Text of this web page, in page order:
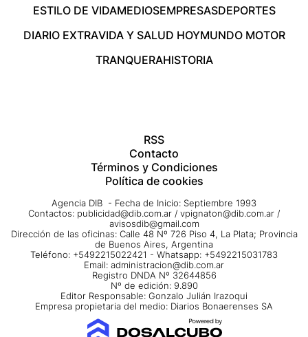
ESTILO DE VIDAMEDIOSEMPRESASDEPORTES
DIARIO EXTRAVIDA Y SALUD HOYMUNDO MOTOR
TRANQUERAHISTORIA
RSS
Contacto
Términos y Condiciones
Política de cookies
Agencia DIB - Fecha de Inicio: Septiembre 1993
Contactos: publicidad@dib.com.ar / vpignaton@dib.com.ar /
avisosdib@gmail.com
Dirección de las oficinas: Calle 48 Nº 726 Piso 4, La Plata; Provincia
de Buenos Aires, Argentina
Teléfono: +5492215022421 - Whatsapp: +5492215031783
Email: administracion@dib.com.ar
Registro DNDA Nº 32644856
Nº de edición: 9.890
Editor Responsable: Gonzalo Julián Irazoqui
Empresa propietaria del medio: Diarios Bonaerenses SA